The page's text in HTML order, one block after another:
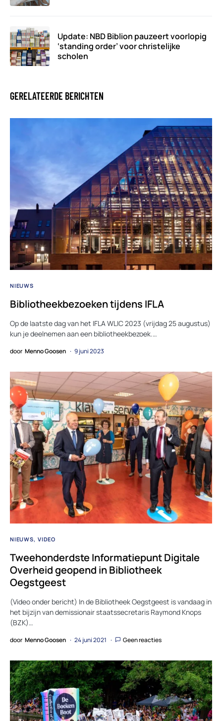
Update: NBD Biblion pauzeert voorlopig
‘standing order’ voor christelijke
scholen
GERELATEERDE BERICHTEN
NIEUWS
Bibliotheekbezoeken tijdens IFLA
Op de laatste dag van het IFLA WLIC 2023 (vrijdag 25 augustus)
kun je deelnemen aan een bibliotheekbezoek.…
door Menno Goosen 9 juni 2023
NIEUWS VIDEO
Tweehonderdste Informatiepunt Digitale
Overheid geopend in Bibliotheek
Oegstgeest
(Video onder bericht) In de Bibliotheek Oegstgeest is vandaag in
het bijzijn van demissionair staatssecretaris Raymond Knops
(BZK)…
door Menno Goosen 24 juni 2021 Geen reacties